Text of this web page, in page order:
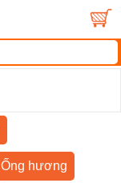
Ống hương